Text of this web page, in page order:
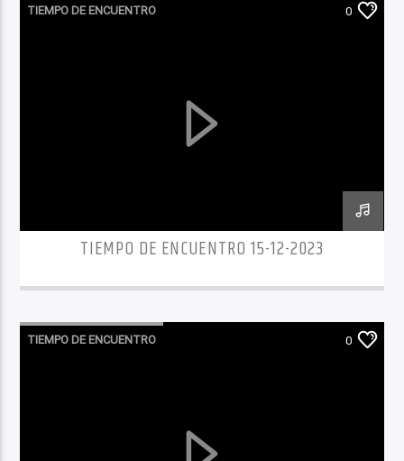
TIEMPO DE ENCUENTRO 0
TIEMPO DE ENCUENTRO 15-12-2023
TIEMPO DE ENCUENTRO 0